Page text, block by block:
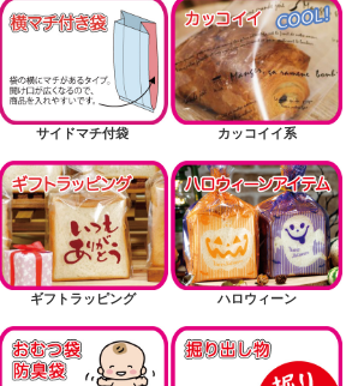
サイドマチ付袋 カッコイイ系
ギフトラッピング ハロウィーン